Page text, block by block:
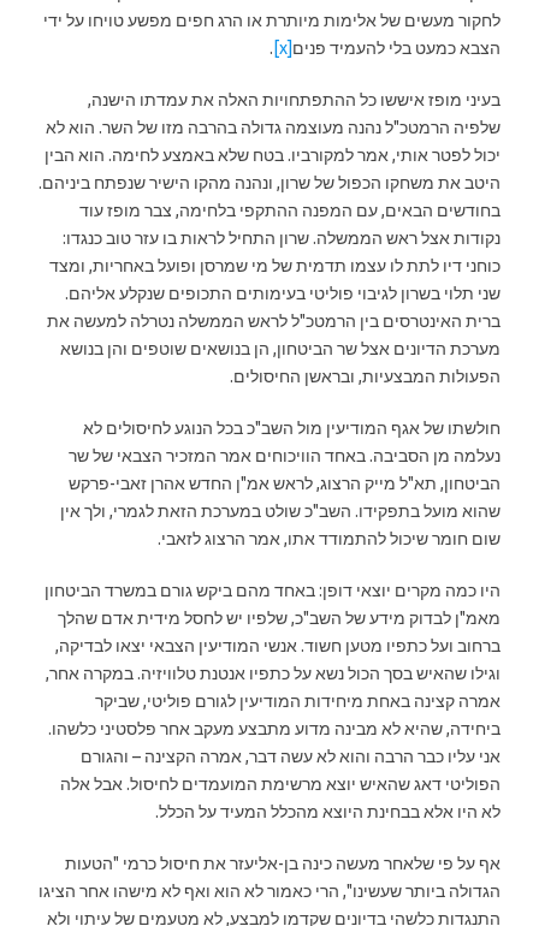
לחקור מעשים של אלימות מיותרת או הרג חפים מפשע טויחו על ידי
הצבא כמעט בלי להעמיד פנים[x]
.
בעיני מופז איששו כל ההתפתחויות האלה את עמדתו הישנה,
שלפיה הרמטכ"ל נהנה מעוצמה גדולה בהרבה מזו של השר. הוא לא
יכול לפטר אותי, אמר למקורביו. בטח שלא באמצע לחימה. הוא הבין
היטב את משחקו הכפול של שרון, ונהנה מהקו הישיר שנפתח ביניהם.
בחודשים הבאים, עם המפנה ההתקפי בלחימה, צבר מופז עוד
נקודות אצל ראש הממשלה. שרון התחיל לראות בו עזר טוב כנגדו:
כוחני דיו לתת לו עצמו תדמית של מי שמרסן ופועל באחריות, ומצד
שני תלוי בשרון לגיבוי פוליטי בעימותים התכופים שנקלע אליהם.
ברית האינטרסים בין הרמטכ"ל לראש הממשלה נטרלה למעשה את
מערכת הדיונים אצל שר הביטחון, הן בנושאים שוטפים והן בנושא
הפעולות המבצעיות, ובראשן החיסולים.
חולשתו של אגף המודיעין מול השב"כ בכל הנוגע לחיסולים לא
נעלמה מן הסביבה. באחד הוויכוחים אמר המזכיר הצבאי של שר
הביטחון, תא"ל מייק הרצוג, לראש אמ"ן החדש אהרן זאבי-פרקש
שהוא מועל בתפקידו. השב"כ שולט במערכת הזאת לגמרי, ולך אין
שום חומר שיכול להתמודד אתו, אמר הרצוג לזאבי.
היו כמה מקרים יוצאי דופן: באחד מהם ביקש גורם במשרד הביטחון
מאמ"ן לבדוק מידע של השב"כ, שלפיו יש לחסל מידית אדם שהלך
ברחוב ועל כתפיו מטען חשוד. אנשי המודיעין הצבאי יצאו לבדיקה,
וגילו שהאיש בסך הכול נשא על כתפיו אנטנת טלוויזיה. במקרה אחר,
אמרה קצינה באחת מיחידות המודיעין לגורם פוליטי, שביקר
ביחידה, שהיא לא מבינה מדוע מתבצע מעקב אחר פלסטיני כלשהו.
אני עליו כבר הרבה והוא לא עשה דבר, אמרה הקצינה – והגורם
הפוליטי דאג שהאיש יוצא מרשימת המועמדים לחיסול. אבל אלה
לא היו אלא בבחינת היוצא מהכלל המעיד על הכלל.
אף על פי שלאחר מעשה כינה בן-אליעזר את חיסול כרמי "הטעות
הגדולה ביותר שעשינו", הרי כאמור לא הוא ואף לא מישהו אחר הציגו
התנגדות כלשהי בדיונים שקדמו למבצע, לא מטעמים של עיתוי ולא